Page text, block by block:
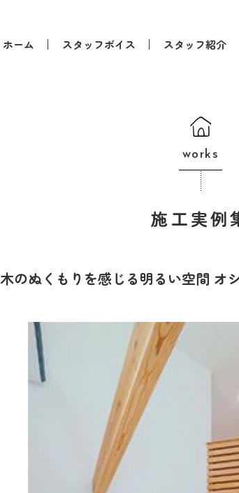
ホーム スタッフボイス スタッフ紹介
works
施工実例
木のぬくもりを感じる明るい空間 オ